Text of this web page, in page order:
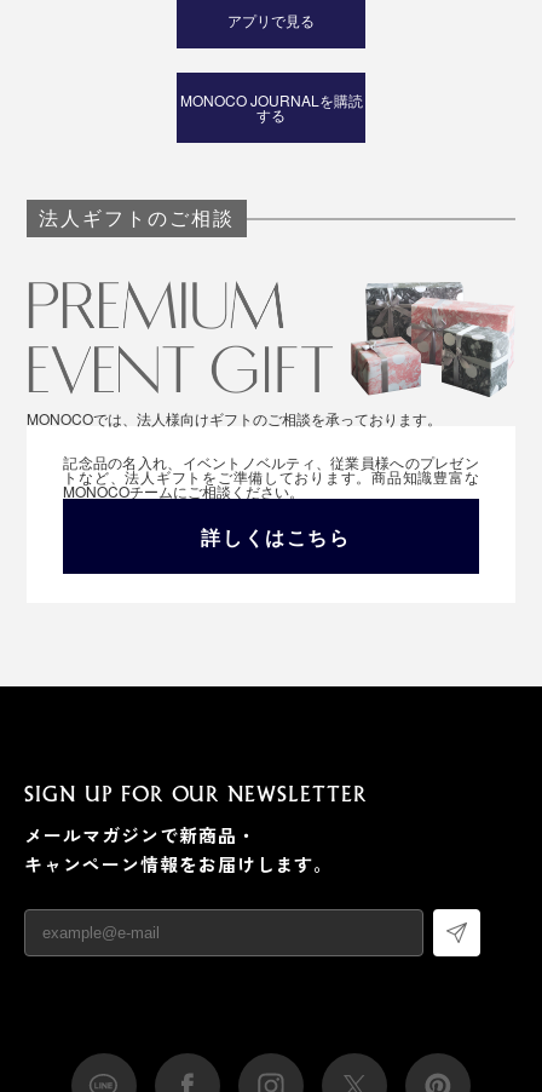
アプリで見る
MONOCO JOURNALを購読
する
法人ギフトのご相談
MONOCOでは、法人様向けギフトのご相談を承っております。
記念品の名入れ、イベントノベルティ、従業員様へのプレゼン
トなど、法人ギフトをご準備しております。商品知識豊富な
MONOCOチームにご相談ください。
詳しくはこちら
SIGN UP FOR OUR NEWSLETTER
メールマガジンで新商品・
キャンペーン情報をお届けします。